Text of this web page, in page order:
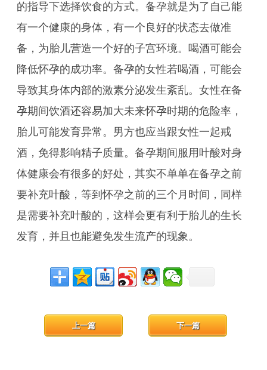
的指导下选择饮食的方式。备孕就是为了自己能
有一个健康的身体，有一个良好的状态去做准
备，为胎儿营造一个好的子宫环境。喝酒可能会
降低怀孕的成功率。备孕的女性若喝酒，可能会
导致其身体内部的激素分泌发生紊乱。女性在备
孕期间饮酒还容易加大未来怀孕时期的危险率，
胎儿可能发育异常。男方也应当跟女性一起戒
酒，免得影响精子质量。备孕期间服用叶酸对身
体健康会有很多的好处，其实不单单在备孕之前
要补充叶酸，等到怀孕之前的三个月时间，同样
是需要补充叶酸的，这样会更有利于胎儿的生长
发育，并且也能避免发生流产的现象。
下一篇
上一篇